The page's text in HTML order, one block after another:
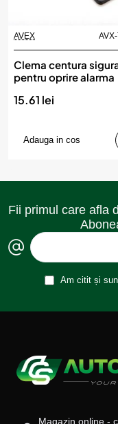
Produs
AVEX
Clema centura
pentru oprire alarma
15.61 lei
Adauga in cos
Fii primul care afla
Am citit și
Magazin online -